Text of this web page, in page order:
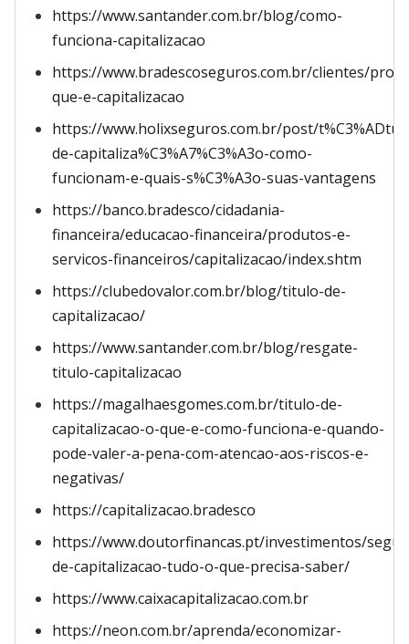
https://www.santander.com.br/blog/como-
funciona-capitalizacao
https://www.bradescoseguros.com.br/clientes/
que-e-capitalizacao
https://www.holixseguros.com.br/post/
de-capitaliza%C3%A7%C3%A3o-como-
funcionam-e-quais-s%C3%A3o-suas-vantagens
https://banco.bradesco/cidadania-
financeira/educacao-financeira/produtos-e-
servicos-financeiros/capitalizacao/index.shtm
https://clubedovalor.com.br/blog/titulo-de-
capitalizacao/
https://www.santander.com.br/blog/resgate-
titulo-capitalizacao
https://magalhaesgomes.com.br/titulo-de-
capitalizacao-o-que-e-como-funciona-e-quando-
pode-valer-a-pena-com-atencao-aos-riscos-e-
negativas/
https://capitalizacao.bradesco
https://www.doutorfinancas.pt/investimentos/
de-capitalizacao-tudo-o-que-precisa-saber/
https://www.caixacapitalizacao.com.br
https://neon.com.br/aprenda/economizar-